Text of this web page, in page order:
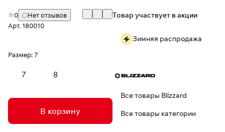
0
Нет отзывов
Арт. 180010
Размер:7
7 8
В корзину
Товар участвует в акции
Зимняя распродажа
Все товары Blizzard
Все товары категории